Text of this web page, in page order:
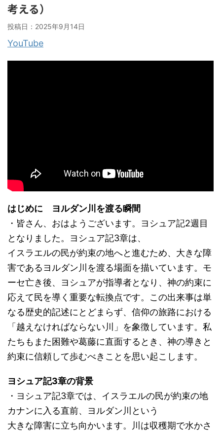
考える）
投稿日： 2025年9月14日
YouTube
はじめに ヨルダン川を渡る瞬間
・皆さん、おはようございます。ヨシュア記2週目
となりました。ヨシュア記3章は、
イスラエルの民が約束の地へと進むため、大きな障
害であるヨルダン川を渡る場面を描いています。モ
ーセ亡き後、ヨシュアが指導者となり、神の約束に
応えて民を導く重要な転換点です。この出来事は単
なる歴史的記述にとどまらず、信仰の旅路における
「越えなければならない川」を象徴しています。私
たちもまた困難や葛藤に直面するとき、神の導きと
約束に信頼して歩むべきことを思い起こします。
ヨシュア記3章の背景
・ヨシュア記3章では、イスラエルの民が約束の地
カナンに入る直前、ヨルダン川という
大きな障害に立ち向かいます。川は収穫期で水かさ